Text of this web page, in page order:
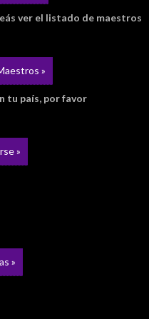
ver el listado de maestros
»
tu país, por favor
»
»